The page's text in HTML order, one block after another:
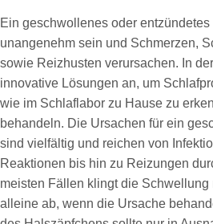
Ein geschwollenes oder
unangenehm sein und Schmerzen,
sowie Reizhusten verursachen. In
innovative Lösungen an, um
wie im Schlaflabor zu Hause zu
behandeln. Die Ursachen für ein
sind vielfältig und reichen von
Reaktionen bis hin zu Reizungen
meisten Fällen klingt die Schwellung
alleine ab, wenn die Ursache